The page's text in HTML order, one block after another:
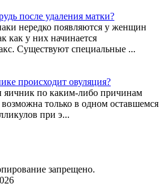
после удаления матки?
нередко появляются у женщин
как у них начинается
Существуют специальные ...
происходит овуляция?
яичник по каким-либо причинам
возможна только в одном оставшемся
при э...
запрещено.